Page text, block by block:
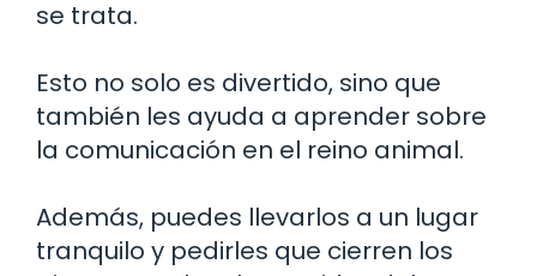
se trata.
Esto no solo es divertido, sino que
también les ayuda a aprender sobre
la comunicación en el reino animal.
Además, puedes llevarlos a un lugar
tranquilo y pedirles que cierren los